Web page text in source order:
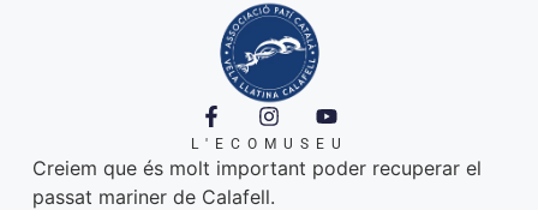
L'ECOMUSEU
Creiem que és molt important poder recuperar el
passat mariner de Calafell.